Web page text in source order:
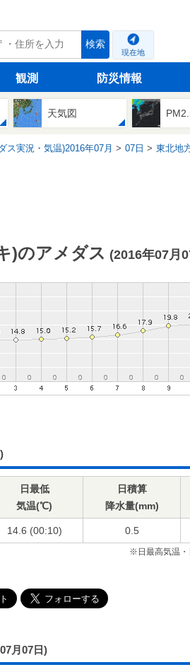
検索
現在地
観測 防災情報
天気図
ス実況・気温)2016年07月 07日 東北地
)のアメダス (2016年07月
日最低
気温(℃)
日積算
降水量(mm)
14.6 (00:10) 0.5
※日最高気温・
月07日)